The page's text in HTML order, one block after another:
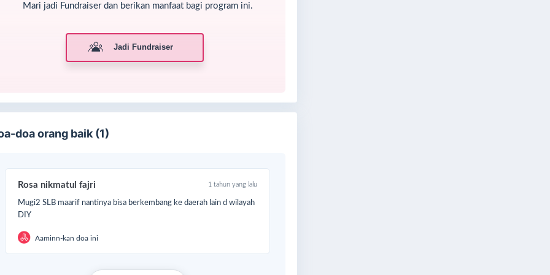
Mari jadi Fundraiser dan berikan manfaat bagi program ini.
Jadi Fundraiser
doa orang baik (1)
Rosa nikmatul fajri 1 tahun yang lalu
Mugi2 SLB maarif nantinya bisa berkembang ke daerah lain d wilayah
DIY
Aaminn-kan doa ini